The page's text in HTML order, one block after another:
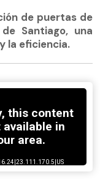
de puertas de
Santiago, una
la eficiencia.